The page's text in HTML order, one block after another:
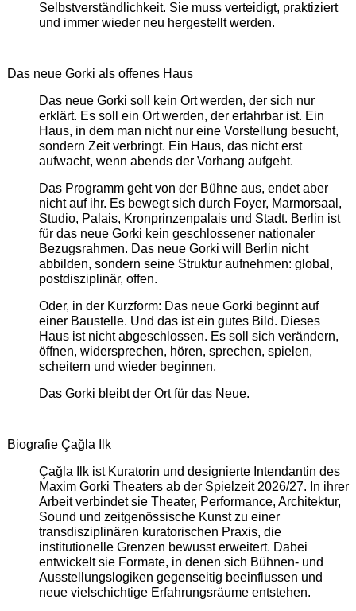
Selbstverständlichkeit. Sie muss verteidigt, praktiziert
und immer wieder neu hergestellt werden.
Das neue Gorki als offenes Haus
Das neue Gorki soll kein Ort werden, der sich nur
erklärt. Es soll ein Ort werden, der erfahrbar ist. Ein
Haus, in dem man nicht nur eine Vorstellung besucht,
sondern Zeit verbringt. Ein Haus, das nicht erst
aufwacht, wenn abends der Vorhang aufgeht.
Das Programm geht von der Bühne aus, endet aber
nicht auf ihr. Es bewegt sich durch Foyer, Marmorsaal,
Studio, Palais, Kronprinzenpalais und Stadt. Berlin ist
für das neue Gorki kein geschlossener nationaler
Bezugsrahmen. Das neue Gorki will Berlin nicht
abbilden, sondern seine Struktur aufnehmen: global,
postdisziplinär, offen.
Oder, in der Kurzform: Das neue Gorki beginnt auf
einer Baustelle. Und das ist ein gutes Bild. Dieses
Haus ist nicht abgeschlossen. Es soll sich verändern,
öffnen, widersprechen, hören, sprechen, spielen,
scheitern und wieder beginnen.
Das Gorki bleibt der Ort für das Neue.
Biografie Çağla Ilk
Çağla Ilk ist Kuratorin und designierte Intendantin des
Maxim Gorki Theaters ab der Spielzeit 2026/27. In ihrer
Arbeit verbindet sie Theater, Performance, Architektur,
Sound und zeitgenössische Kunst zu einer
transdisziplinären kuratorischen Praxis, die
institutionelle Grenzen bewusst erweitert. Dabei
entwickelt sie Formate, in denen sich Bühnen- und
Ausstellungslogiken gegenseitig beeinflussen und
neue vielschichtige Erfahrungsräume entstehen.